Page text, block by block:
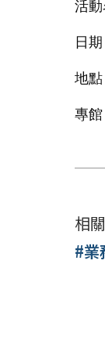
活動
日期
地
專
相
#業